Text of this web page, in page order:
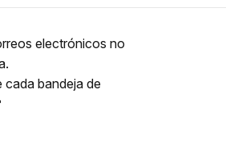
electrónicos no
cada bandeja de